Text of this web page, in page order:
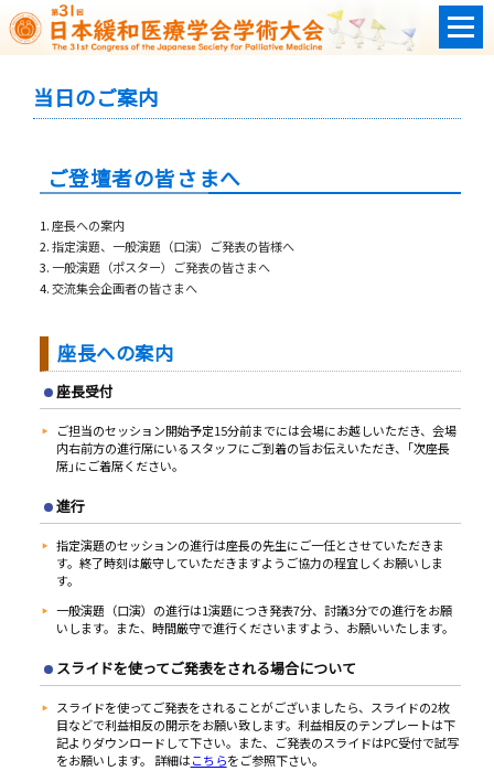
当日のご案内
ご登壇者の皆さまへ
座長への案内
指定演題、一般演題（口演）ご発表の皆様へ
一般演題（ポスター）ご発表の皆さまへ
交流集会企画者の皆さまへ
座長への案内
座長受付
ご担当のセッション開始予定15分前までには会場にお越しいただき、会場
内右前方の進行席にいるスタッフにご到着の旨お伝えいただき、｢次座長
席｣にご着席ください。
進行
指定演題のセッションの進行は座長の先生にご一任とさせていただきま
す。終了時刻は厳守していただきますようご協力の程宜しくお願いしま
す。
一般演題（口演）の進行は1演題につき発表7分、討議3分での進行をお願
いします。また、時間厳守で進行くださいますよう、お願いいたします。
スライドを使ってご発表をされる場合について
スライドを使ってご発表をされることがございましたら、スライドの2枚
目などで利益相反の開示をお願い致します。利益相反のテンプレートは下
記よりダウンロードして下さい。また、ご発表のスライドはPC受付で試写
をお願いします。 詳細はこちらをご参照下さい。